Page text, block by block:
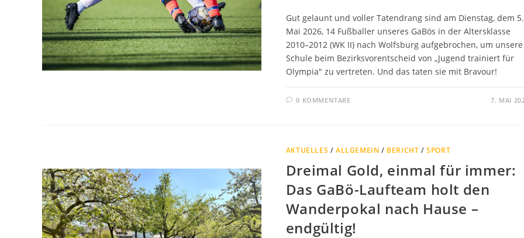
Gut gelaunt und voller Tatendrang sind am Dienstag, dem 5.
Mai 2026, 14 Fußballer unseres GaBös in der Altersklasse
2010–2012 (WK II) nach Wolfsburg aufgebrochen, um unsere
Schule beim Bezirksvorentscheid von „Jugend trainiert für
Olympia" zu vertreten. Und das taten sie mit Bravour!
0 KOMMENTARE 7. MAI
AKTUELLES /ALLGEMEIN / BERICHT /SPORT
Dreimal Gold, einmal für immer:
Das GaBö-Laufteam holt den
Wanderpokal nach Hause –
endgültig!